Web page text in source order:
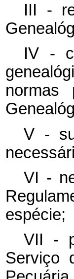
III -
IV -
normas
V -
VI -
espécie;
VII -
Serviço